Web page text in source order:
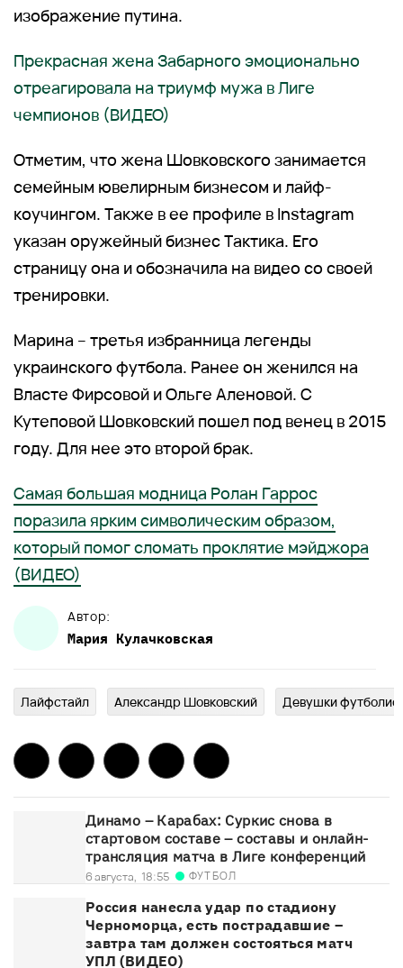
изображение путина.
Прекрасная жена Забарного эмоционально
отреагировала на триумф мужа в Лиге
чемпионов (ВИДЕО)
Отметим, что жена Шовковского занимается
семейным ювелирным бизнесом и лайф-
коучингом. Также в ее профиле в Instagram
указан оружейный бизнес Тактика. Его
страницу она и обозначила на видео со своей
тренировки.
Марина – третья избранница легенды
украинского футбола. Ранее он женился на
Власте Фирсовой и Ольге Аленовой. С
Кутеповой Шовковский пошел под венец в 2015
году. Для нее это второй брак.
Самая большая модница Ролан Гаррос
поразила ярким символическим образом,
который помог сломать проклятие мэйджора
(ВИДЕО)
Автор:
Мария Кулачковская
Лайфстайл Александр Шовковский Девушки
Динамо – Карабах: Суркис снова в
стартовом составе – составы и онлайн-
трансляция матча в Лиге конференций
6 августа, 18:55 ФУТБОЛ
Россия нанесла удар по стадиону
Черноморца, есть пострадавшие –
завтра там должен состояться матч
УПЛ (ВИДЕО)